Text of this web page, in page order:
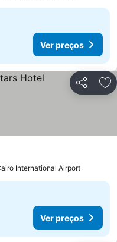
Ver preços
Partilhar
International Airport
Ver preços